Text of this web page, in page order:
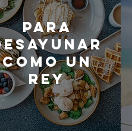
Para
como un
rey